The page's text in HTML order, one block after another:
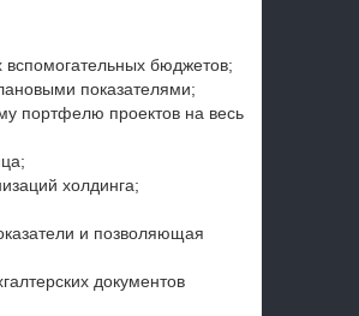
бюджетов;
показателями;
портфелю проектов на весь
холдинга;
и позволяющая
документов